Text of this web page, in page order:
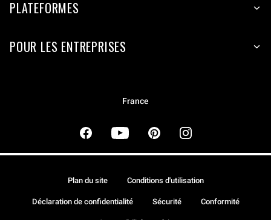
PLATEFORMES
POUR LES ENTREPRISES
France
Plan du site Conditions d'utilisation
Déclaration de confidentialité Sécurité Conformité